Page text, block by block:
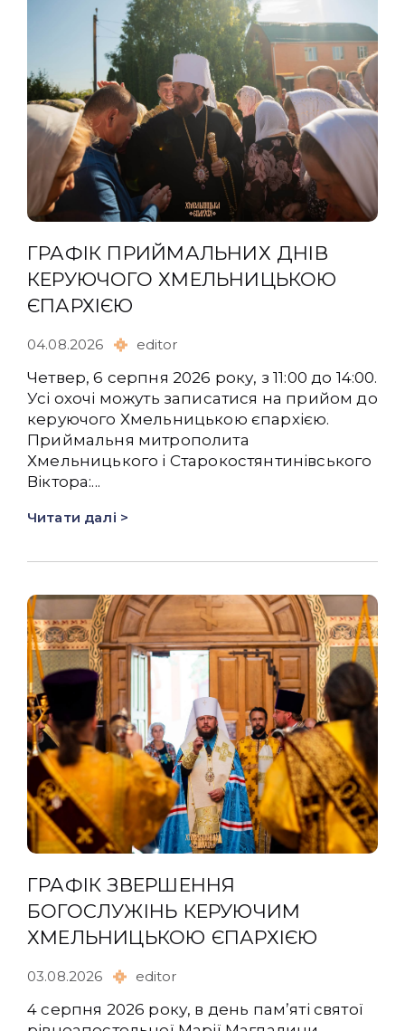
ГРАФІК ПРИЙМАЛЬНИХ ДНІВ
КЕРУЮЧОГО ХМЕЛЬНИЦЬКОЮ
ЄПАРХІЄЮ
04.08.2026 editor
Четвер, 6 серпня 2026 року, з 11:00 до 14:00.
Усі охочі можуть записатися на прийом до
керуючого Хмельницькою єпархією.
Приймальня митрополита
Хмельницького і Старокостянтинівського
Віктора:...
Читати далі >
ГРАФІК ЗВЕРШЕННЯ
БОГОСЛУЖІНЬ КЕРУЮЧИМ
ХМЕЛЬНИЦЬКОЮ ЄПАРХІЄЮ
03.08.2026 editor
4 серпня 2026 року, в день памʼяті святої